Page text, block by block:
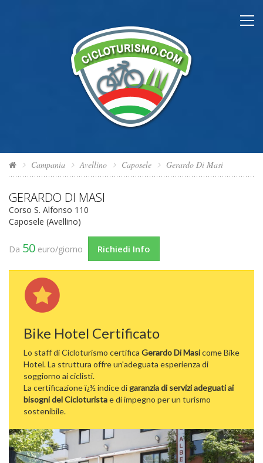
Campania Avellino Caposele Gerardo Di Masi
GERARDO DI MASI
Corso S. Alfonso 110
Caposele (Avellino)
Da 50 euro/giorno Richiedi Info
Bike Hotel Certificato
Lo staff di Cicloturismo certifica Gerardo Di Masicome Bike
Hotel. La struttura offre un'adeguata esperienza di
soggiorno ai ciclisti.
La certificazione ï¿½ indice digaranzia di servizi adeguati ai
bisogni del Cicloturistae di impegno per un turismo
sostenibile.